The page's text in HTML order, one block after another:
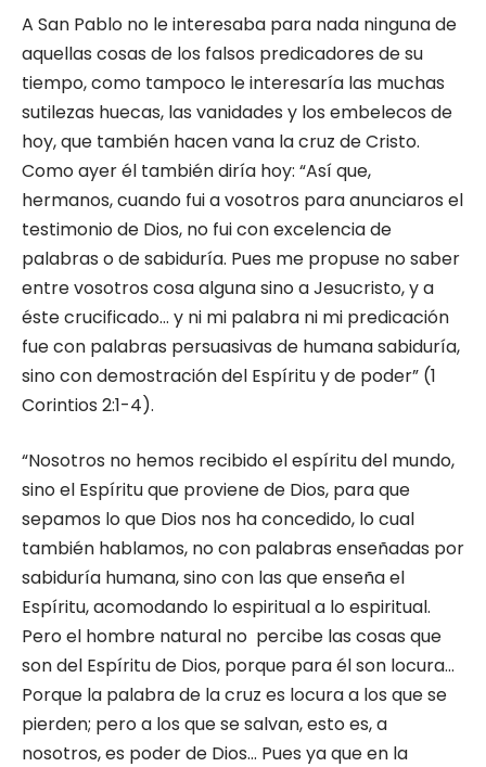
A San Pablo no le interesaba para nada ninguna de
aquellas cosas de los falsos predicadores de su
tiempo, como tampoco le interesaría las muchas
sutilezas huecas, las vanidades y los embelecos de
hoy, que también hacen vana la cruz de Cristo.
Como ayer él también diría hoy: “Así que,
hermanos, cuando fui a vosotros para anunciaros el
testimonio de Dios, no fui con excelencia de
palabras o de sabiduría. Pues me propuse no saber
entre vosotros cosa alguna sino a Jesucristo, y a
éste crucificado… y ni mi palabra ni mi predicación
fue con palabras persuasivas de humana sabiduría,
sino con demostración del Espíritu y de poder” (1
Corintios 2:1-4).
“Nosotros no hemos recibido el espíritu del mundo,
sino el Espíritu que proviene de Dios, para que
sepamos lo que Dios nos ha concedido, lo cual
también hablamos, no con palabras enseñadas por
sabiduría humana, sino con las que enseña el
Espíritu, acomodando lo espiritual a lo espiritual.
Pero el hombre natural no percibe las cosas que
son del Espíritu de Dios, porque para él son locura…
Porque la palabra de la cruz es locura a los que se
pierden; pero a los que se salvan, esto es, a
nosotros, es poder de Dios… Pues ya que en la